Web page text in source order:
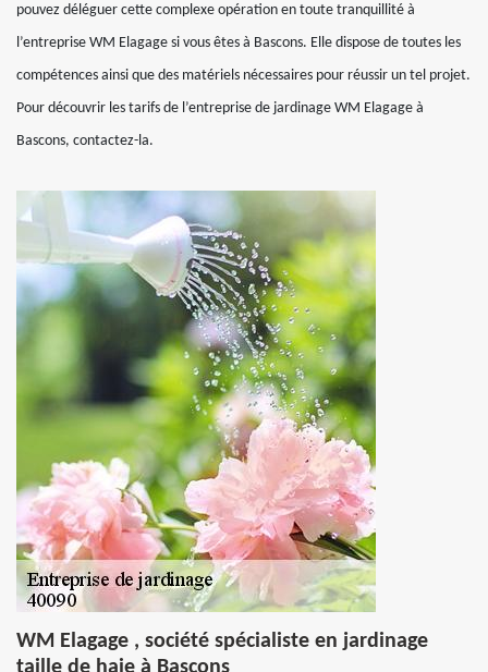
pouvez déléguer cette complexe opération en toute tranquillité à
l’entreprise WM Elagage si vous êtes à Bascons. Elle dispose de toutes les
compétences ainsi que des matériels nécessaires pour réussir un tel projet.
Pour découvrir les tarifs de l’entreprise de jardinage WM Elagage à
Bascons, contactez-la.
WM Elagage , société spécialiste en jardinage
taille de haie à Bascons